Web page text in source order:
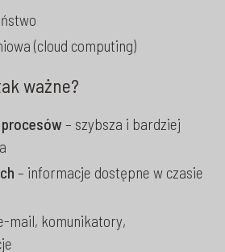
(cloud computing)
ważne?
– szybsza i bardziej
– informacje dostępne w czasie
mail, komunikatory,